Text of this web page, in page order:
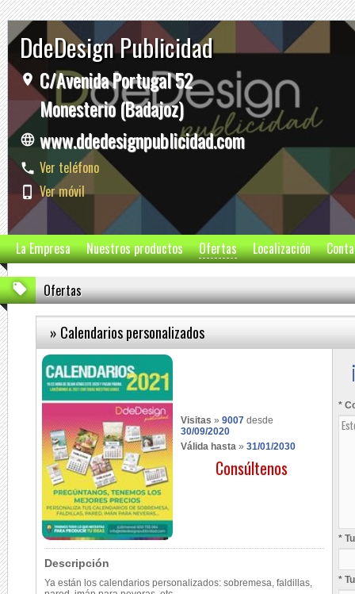
DdeDesign Publicidad
C/Avenida Portugal 52
Monesterio (Badajoz)
www.ddedesignpublicidad.com
Ver teléfono
Ver móvil
La Empresa Nuestros productos Ofertas Localización
Ofertas
» Calendarios personalizados
Visitas » 9007 desde
30/09/2020
Válida hasta » 31/01/2030
Consúltenos
Descripción
Ya están los calendarios personalizados: sobremesa, faldillas,
*
*
*